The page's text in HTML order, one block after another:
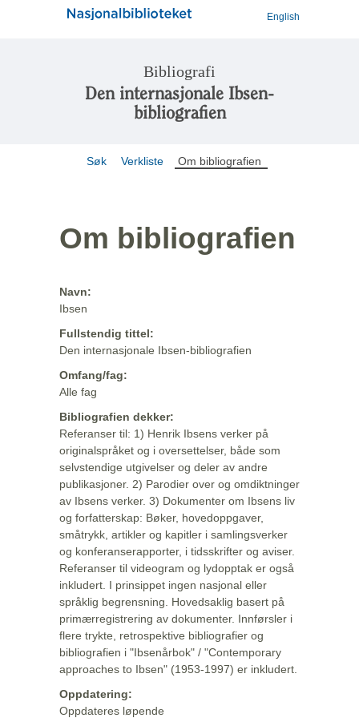
English
Bibliografi
Den internasjonale Ibsen-
bibliografien
Søk Verkliste Om bibliografien
Om bibliografien
Navn:
Ibsen
Fullstendig tittel:
Den internasjonale Ibsen-bibliografien
Omfang/fag:
Alle fag
Bibliografien dekker:
Referanser til: 1) Henrik Ibsens verker på
originalspråket og i oversettelser, både som
selvstendige utgivelser og deler av andre
publikasjoner. 2) Parodier over og omdiktninger
av Ibsens verker. 3) Dokumenter om Ibsens liv
og forfatterskap: Bøker, hovedoppgaver,
småtrykk, artikler og kapitler i samlingsverker
og konferanserapporter, i tidsskrifter og aviser.
Referanser til videogram og lydopptak er også
inkludert. I prinsippet ingen nasjonal eller
språklig begrensning. Hovedsaklig basert på
primærregistrering av dokumenter. Innførsler i
flere trykte, retrospektive bibliografier og
bibliografien i "Ibsenårbok" / "Contemporary
approaches to Ibsen" (1953-1997) er inkludert.
Oppdatering:
Oppdateres løpende